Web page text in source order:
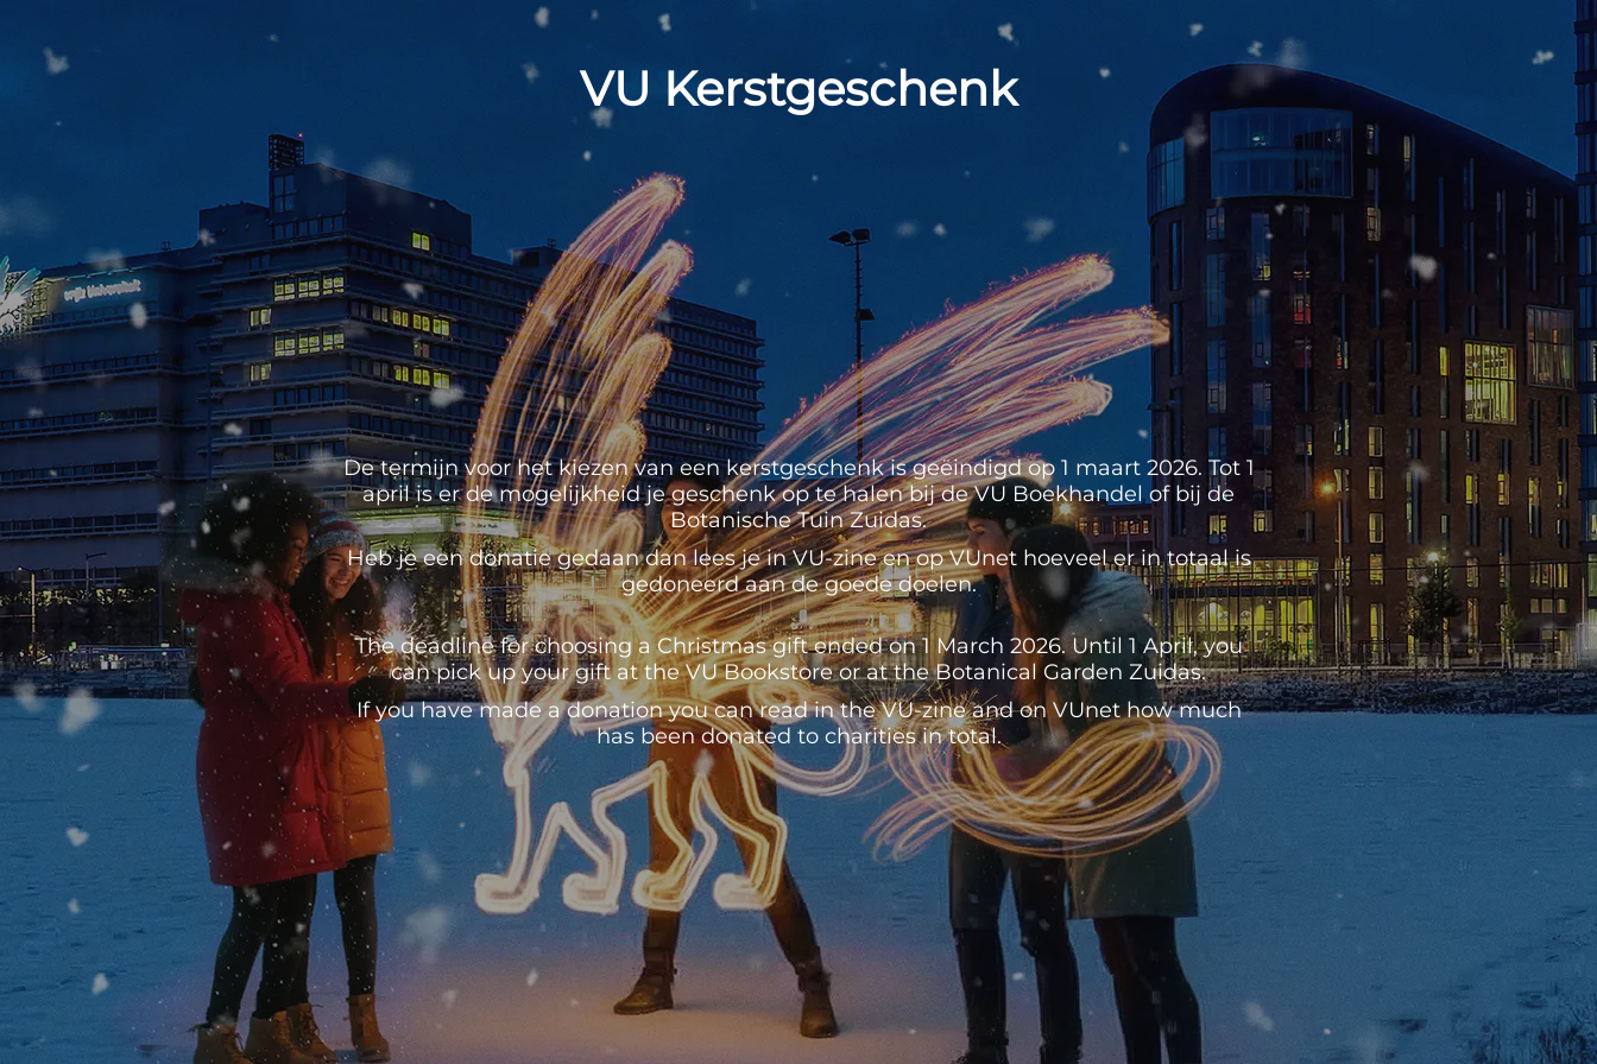
VU Kerstgeschenk
De termijn voor het kiezen van een kerstgeschenk is geëindigd op 1 maart 2026. Tot 1
april is er de mogelijkheid je geschenk op te halen bij de VU Boekhandel of bij de
Botanische Tuin Zuidas.
Heb je een donatie gedaan dan lees je in VU-zine en op VUnet hoeveel er in totaal is
gedoneerd aan de goede doelen.
The deadline for choosing a Christmas gift ended on 1 March 2026. Until 1 April, you
can pick up your gift at the VU Bookstore or at the Botanical Garden Zuidas.
If you have made a donation you can read in the VU-zine and on VUnet how much
has been donated to charities in total.